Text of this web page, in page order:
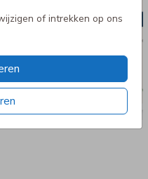
of intrekken op ons